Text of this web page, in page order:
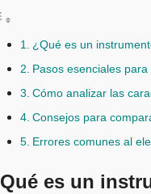
¿Qué es un
Pasos esenciales
Cómo analizar las
Consejos para
Errores comunes al
es un